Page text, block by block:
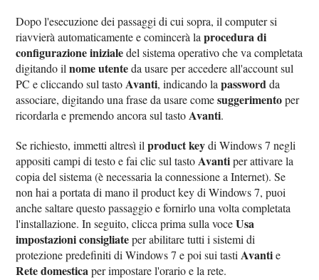
Dopo l'esecuzione dei passaggi di cui sopra, il computer si
riavvierà automaticamente e comincerà laprocedura di
configurazione inizialedel sistema operativo che va completata
digitando ilnome utenteda usare per accedere all'account sul
PC e cliccando sul tastoAvanti, indicando lapasswordda
associare, digitando una frase da usare comesuggerimentoper
ricordarla e premendo ancora sul tastoAvanti.
Se richiesto, immetti altresì ilproduct keydi Windows 7 negli
appositi campi di testo e fai clic sul tastoAvantiper attivare la
copia del sistema (è necessaria la connessione a Internet). Se
non hai a portata di mano il product key di Windows 7, puoi
anche saltare questo passaggio e fornirlo una volta completata
l'installazione. In seguito, clicca prima sulla voceUsa
impostazioni consigliateper abilitare tutti i sistemi di
protezione predefiniti di Windows 7 e poi sui tastiAvantie
Rete domesticaper impostare l'orario e la rete.